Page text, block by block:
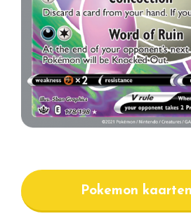
Pokemon